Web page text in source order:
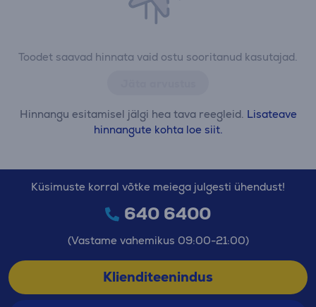
Toodet saavad hinnata vaid ostu sooritanud kasutajad.
Hinnangu esitamisel jälgi hea tava reegleid. Lisateave
hinnangute kohta loe siit.
Küsimuste korral võtke meiega julgesti ühendust!
640 6400
(Vastame vahemikus 09:00-21:00)
Klienditeenindus